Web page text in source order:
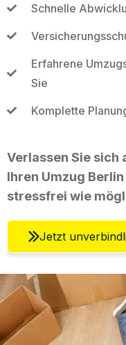
Schnelle
Erfahrene
Sie
Komplette
Verlassen Sie sich
Ihren Umzug
stressfrei wie
Jetzt